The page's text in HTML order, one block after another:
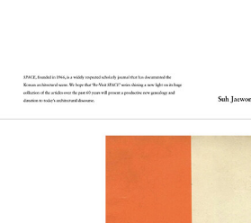
책 말미의 ‘리뷰’에서 최원준(숭실대학교
계에서 사전 정보 없이 건물의 모습만으로
수 있는 경우를 꼽자면 에이오에이 아키텍
이 대표적”이라 설명하며, “엄정한 형식을
재원이 주도면밀하게 활용하는 요소는 역
한국 현대건축에서 보기 드물게 형식주의